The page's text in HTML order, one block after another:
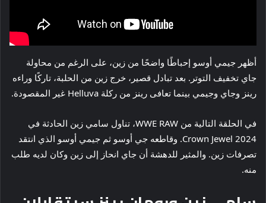
أظهر جيمي أوسو إحباطًا واضحًا من زين، على الرغم من محاولة
جاي تخفيف التوتر. بعد تبادل قصير، خرج زين من الحلبة، تاركًا وراءه
رينز وجاي وجيمي بينما تعافى رينز من ركلة Helluva غير المقصودة.
في الحلقة التالية من WWE RAW، تناول سامي زين الحادثة في
Crown Jewel 2024. وقاطعه جي أوسو ثم جيمي أوسو الذي انتقد
تصرفات زين. والمثير للدهشة أن جاي انحاز إلى زين وكان لديه طلب
منه.